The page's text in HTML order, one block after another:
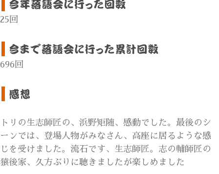
25回
696回
トリの生志師匠の、浜野矩随、感動でした。最後のシ
ーンでは、登場人物がみなさん、高座に居るような感
じを受けました。流石です、生志師匠。志の輔師匠の
猿後家、久方ぶりに聴きましたが楽しめました